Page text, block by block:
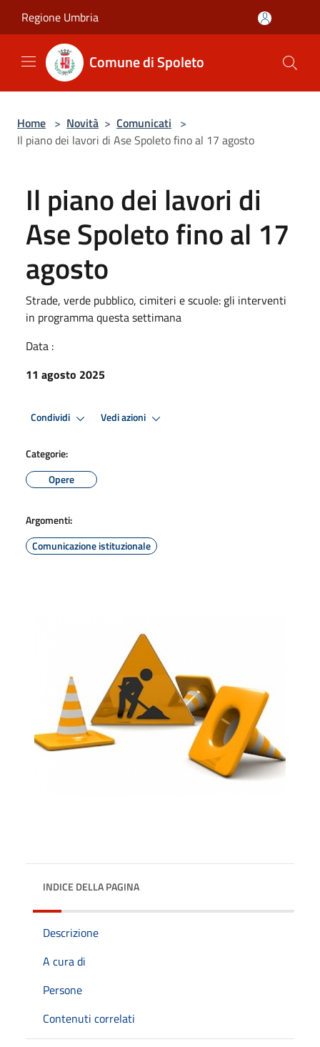
Regione Umbria
Comune di Spoleto
Home > Novità > Comunicati >
Il piano dei lavori di Ase Spoleto fino al 17 agosto
Il piano dei lavori di
Ase Spoleto fino al 17
agosto
Strade, verde pubblico, cimiteri e scuole: gli interventi
in programma questa settimana
Data :
11 agosto 2025
Condividi Vedi azioni
Categorie:
Opere
Argomenti:
Comunicazione istituzionale
INDICE DELLA PAGINA
Descrizione
A cura di
Persone
Contenuti correlati